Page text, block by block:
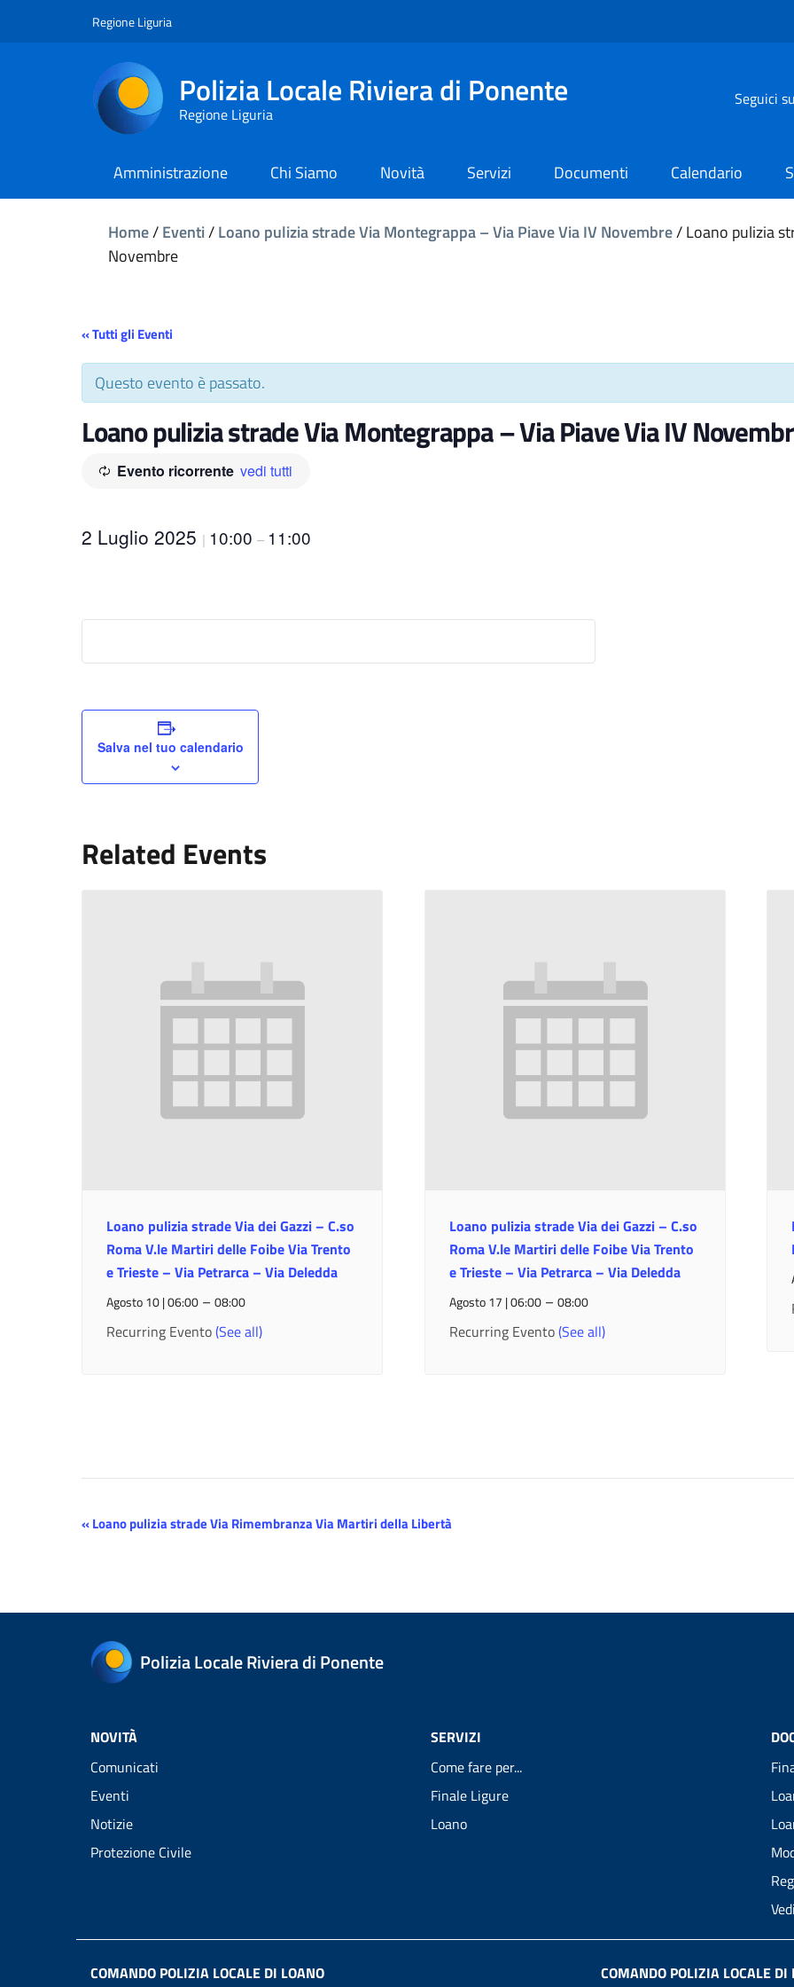
Regione Liguria
Polizia Locale Riviera di Ponente
Regione Liguria
Seguici
Amministrazione Chi Siamo Novità Servizi Documenti Calendario
Home/Eventi/Loano pulizia strade Via Montegrappa – Via Piave Via IV Novembre/Loano pulizia
Novembre
« Tutti gli Eventi
Questo evento è passato.
Loano pulizia strade Via Montegrappa – Via Piave Via IV
Evento ricorrente vedi tutti
2 Luglio 2025 | 10:00 – 11:00
Salva nel tuo calendario
Related Events
Loano pulizia strade Via dei Gazzi – C.so
Roma V.le Martiri delle Foibe Via Trento
e Trieste – Via Petrarca – Via Deledda
Agosto 10 | 06:00 –08:00
Recurring Evento(See all)
Loano pulizia strade Via dei Gazzi – C.so
Roma V.le Martiri delle Foibe Via Trento
e Trieste – Via Petrarca – Via Deledda
Agosto 17 | 06:00– 08:00
Recurring Evento(See all)
Evento
«Loano pulizia strade Via Rimembranza Via Martiri della Libertà
Polizia Locale Riviera di Ponente
NOVITÀ
Comunicati
Eventi
Notizie
Protezione Civile
SERVIZI
Come fare per...
Finale Ligure
Loano
COMANDO POLIZIA LOCALE DI LOANO COMANDO POLIZIA LOCALE